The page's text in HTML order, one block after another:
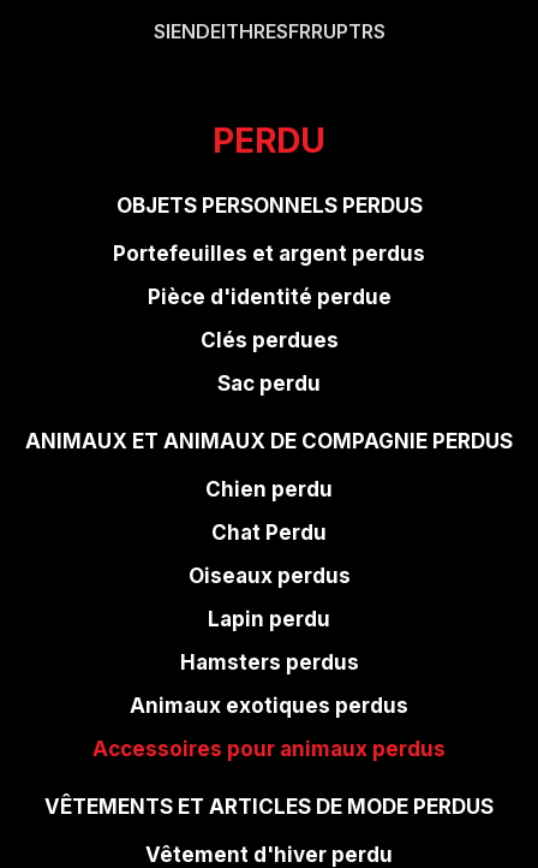
SIENDEITHRESFRRUPTRS
PERDU
OBJETS PERSONNELS PERDUS
Portefeuilles et argent perdus
Pièce d'identité perdue
Clés perdues
Sac perdu
ANIMAUX ET ANIMAUX DE COMPAGNIE PERDUS
Chien perdu
Chat Perdu
Oiseaux perdus
Lapin perdu
Hamsters perdus
Animaux exotiques perdus
Accessoires pour animaux perdus
VÊTEMENTS ET ARTICLES DE MODE PERDUS
Vêtement d'hiver perdu